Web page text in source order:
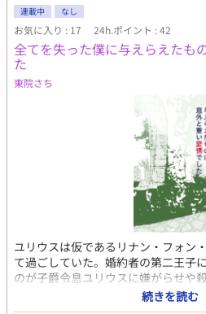
連載中 なし
お気に入り : 17 24h.ポイント : 42
全てを失った僕に与えらえたも
た
東院さち
ユリウスは仮であるリナン・フォン
て過ごしていた。婚約者の第二王子
のが子爵令息ユリウスに嫌がらせや
った。元々そのユリウスがリナンで
ていたのだ。理由もよくわからない
続きを読む